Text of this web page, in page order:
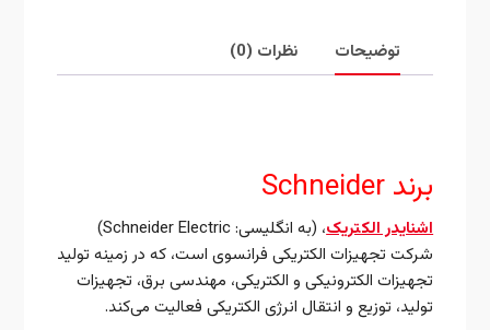
توضیحات نظرات (0)
برند Schneider
اشنایدر الکتریک، (به انگلیسی:Schneider Electric
)
شرکت تجهیزات الکتریکی فرانسوی است، که در زمینه تولید
تجهیزات الکترونیکی و الکتریکی، مهندسی برق، تجهیزات
تولید، توزیع و انتقال انرژی الکتریکی فعالیت می‌کند.